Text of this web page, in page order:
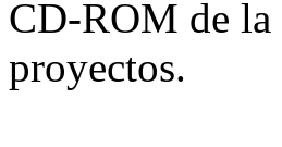
CD-ROM de la
proyectos.